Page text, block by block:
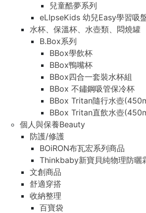
兒童酷夢系列
eLIpseKids 幼兒Easy學習吸
水杯、保溫杯、水壺類、悶燒罐
B.Box系列
BBox學飲杯
BBox鴨嘴杯
BBox四合一套裝水杯組
BBox 不鏽鋼吸管保冷杯
BBox Tritan隨行水壺
BBox Tritan直飲水壺
個人與保養Beauty
防護/修護
BOiRON布瓦宏系列商品
Thinkbaby新寶貝純物理防曬
文創商品
舒適穿搭
收納整理
百寶袋